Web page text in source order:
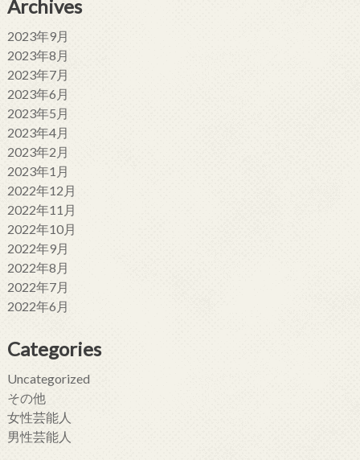
Archives
2023年9月
2023年8月
2023年7月
2023年6月
2023年5月
2023年4月
2023年2月
2023年1月
2022年12月
2022年11月
2022年10月
2022年9月
2022年8月
2022年7月
2022年6月
Categories
Uncategorized
その他
女性芸能人
男性芸能人